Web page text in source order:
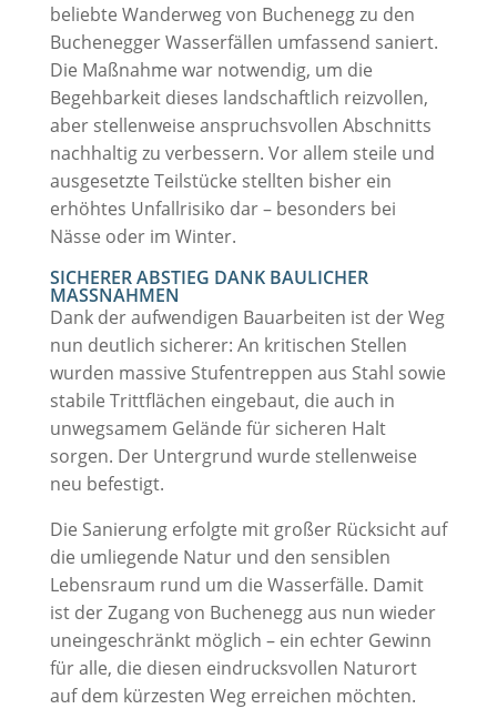
beliebte Wanderweg von Buchenegg zu den
Buchenegger Wasserfällen umfassend saniert.
Die Maßnahme war notwendig, um die
Begehbarkeit dieses landschaftlich reizvollen,
aber stellenweise anspruchsvollen Abschnitts
nachhaltig zu verbessern. Vor allem steile und
ausgesetzte Teilstücke stellten bisher ein
erhöhtes Unfallrisiko dar – besonders bei
Nässe oder im Winter.
SICHERER ABSTIEG DANK BAULICHER
MASSNAHMEN
Dank der aufwendigen Bauarbeiten ist der Weg
nun deutlich sicherer: An kritischen Stellen
wurden massive Stufentreppen aus Stahl sowie
stabile Trittflächen eingebaut, die auch in
unwegsamem Gelände für sicheren Halt
sorgen. Der Untergrund wurde stellenweise
neu befestigt.
Die Sanierung erfolgte mit großer Rücksicht auf
die umliegende Natur und den sensiblen
Lebensraum rund um die Wasserfälle. Damit
ist der Zugang von Buchenegg aus nun wieder
uneingeschränkt möglich – ein echter Gewinn
für alle, die diesen eindrucksvollen Naturort
auf dem kürzesten Weg erreichen möchten.